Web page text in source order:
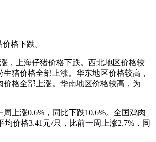
格下跌。
，上海仔猪价格下跌。西北地区价格较
猪价格全部上涨。华东地区价格较高，
价格全部上涨。华南地区价格较高，为
上涨0.6%，同比下跌10.6%。全国鸡肉
价格3.41元/只，比前一周上涨2.7%，同